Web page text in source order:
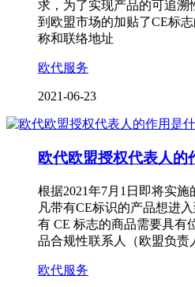
求，为了实现产品的可追溯
到欧盟市场的加贴了CE标
称和联络地址
欧代服务
2021-06-23
欧代欧盟授权代表人的
根据2021年7月1日即将实施
凡带有CE标识的产品想进
有 CE 标志的商品需要具有
品合规性联系人（欧盟负责
欧代服务